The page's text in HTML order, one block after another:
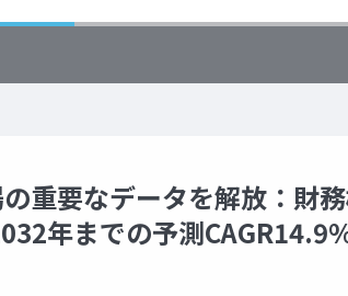
重要なデータを解放：財
年までの予測